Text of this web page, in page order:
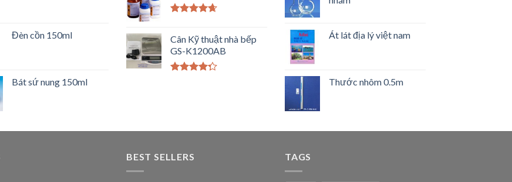
Đèn cồn 150ml
Bát sứ nung 150ml
5 sao
Cân Kỹ thuật nhà bếp
GS-K1200AB
Át lát địa lý việt nam
Thước nhôm 0.5m
BEST SELLERS TAGS